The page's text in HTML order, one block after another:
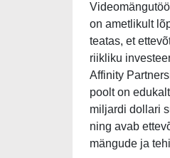
on ametlikult
teatas, et
riikliku
Affinity
poolt on
miljardi dollari
ning avab
mängude ja